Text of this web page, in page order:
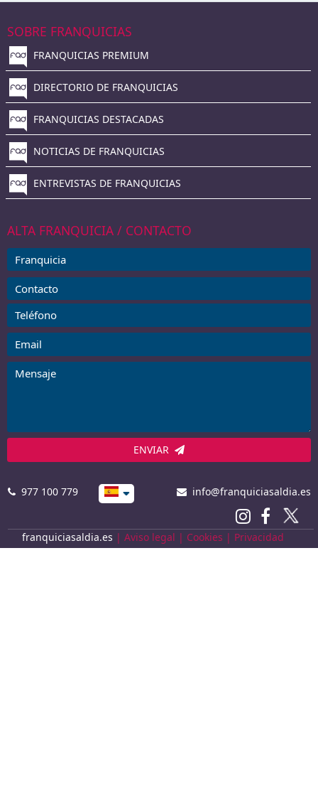
SOBRE FRANQUICIAS
FRANQUICIAS PREMIUM
DIRECTORIO DE FRANQUICIAS
FRANQUICIAS DESTACADAS
NOTICIAS DE FRANQUICIAS
ENTREVISTAS DE FRANQUICIAS
ALTA FRANQUICIA / CONTACTO
ENVIAR
977 100 779 info@franquiciasaldia.es
franquiciasaldia.es | Aviso legal | Cookies | Privacidad